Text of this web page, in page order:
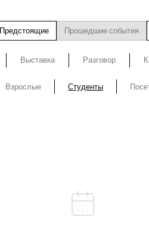
Предстоящие Прошедшие события
Выставка Разговор
Взрослые Студенты